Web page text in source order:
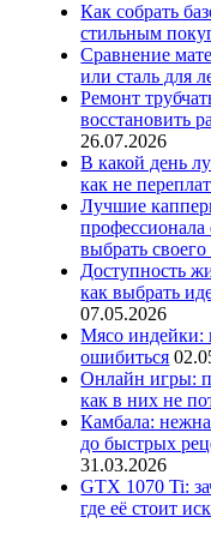
Как собрать
стильным
Сравнение
или сталь для
Ремонт
восстановить
26.07.2026
В какой день
как не
Лучшие
выбрать своего
Доступность
как выбрать
07.05.2026
Мясо индейки:
ошибиться
Онлайн игры:
как в них не
Камбала:
до быстрых
31.03.2026
GTX 1070 Ti:
где её стоит